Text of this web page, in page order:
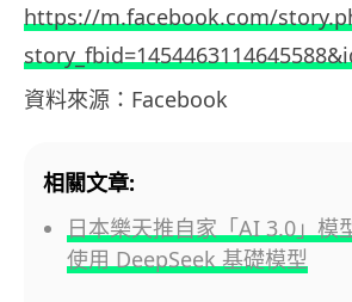
https://m.facebook.com/
資料來源：Facebook
相關文章:
日本樂天推自家「AI 3.0」
使用 DeepSeek 基礎模型